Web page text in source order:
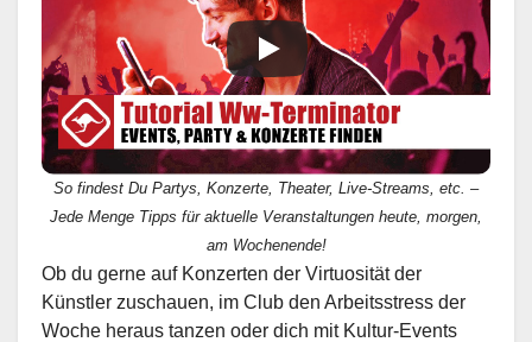
So findest Du Partys, Konzerte, Theater, Live-Streams, etc. –
Jede Menge Tipps für aktuelle Veranstaltungen heute, morgen,
am Wochenende!
Ob du gerne auf Konzerten der Virtuosität der
Künstler zuschauen, im Club den Arbeitsstress der
Woche heraus tanzen oder dich mit Kultur-Events